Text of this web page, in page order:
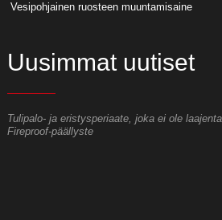
Vesipohjainen ruosteen muuntamisaine
Uusimmat uutiset
Tulipalo- ja eristysperiaate, joka ei ole
Fireproof-päällyste